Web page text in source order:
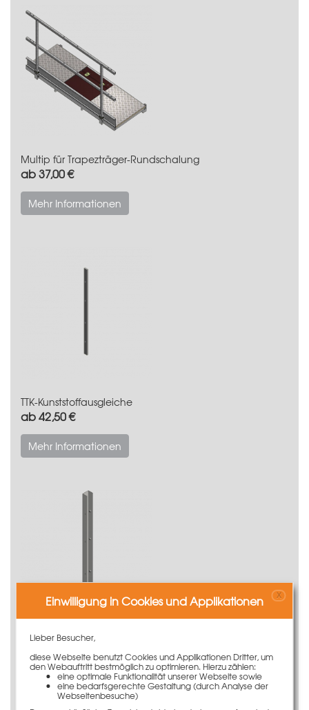
Multip für Trapezträger-Rundschalung
ab 37,00 €
Mehr Informationen
TTK-Kunststoffausgleiche
ab 42,50 €
Mehr Informationen
TTK-Ausgleichsteile
ab 103,00 €
Mehr Informationen
Einwilligung in Cookies und Applikationen X
Lieber Besucher,
diese Webseite benutzt Cookies und Applikationen Dritter, um
den Webauftritt bestmöglich zu optimieren. Hierzu zählen:
eine optimale Funktionalität unserer Webseite sowie
eine bedarfsgerechte Gestaltung (durch Analyse der
Webseitenbesuche)